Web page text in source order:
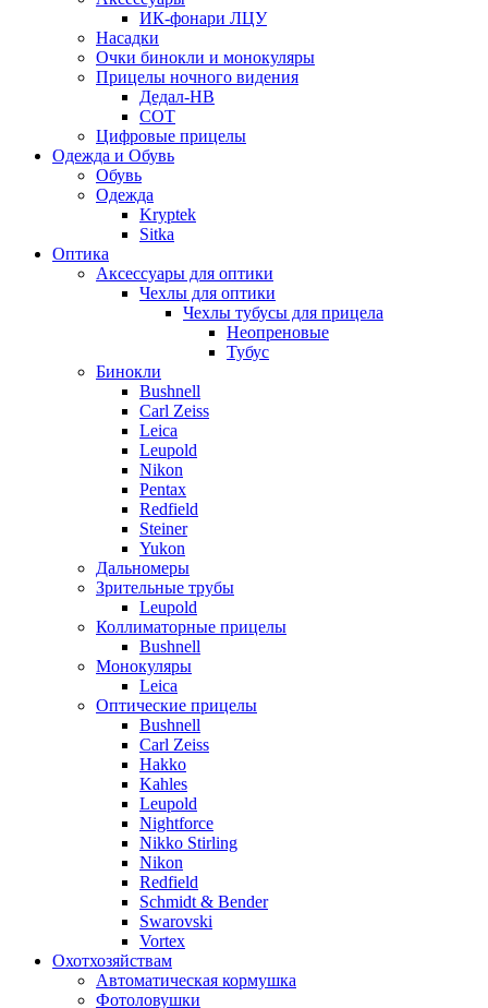
ИК-фонари ЛЦУ
Насадки
Очки бинокли и монокуляры
Прицелы ночного видения
Дедал-НВ
СОТ
Цифровые прицелы
Одежда и Обувь
Обувь
Одежда
Kryptek
Sitka
Оптика
Аксессуары для оптики
Чехлы для оптики
Чехлы тубусы для прицела
Неопреновые
Тубус
Бинокли
Bushnell
Carl Zeiss
Leica
Leupold
Nikon
Pentax
Redfield
Steiner
Yukon
Дальномеры
Зрительные трубы
Leupold
Коллиматорные прицелы
Bushnell
Монокуляры
Leica
Оптические прицелы
Bushnell
Carl Zeiss
Hakko
Kahles
Leupold
Nightforce
Nikko Stirling
Nikon
Redfield
Schmidt & Bender
Swarovski
Vortex
Охотхозяйствам
Автоматическая кормушка
Фотоловушки